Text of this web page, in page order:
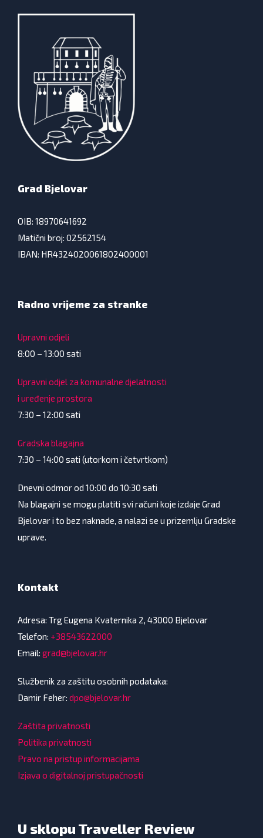
Grad Bjelovar
OIB: 18970641692
Matični broj: 02562154
IBAN: HR4324020061802400001
Radno vrijeme za stranke
Upravni odjeli
8:00 – 13:00 sati
Upravni odjel za komunalne djelatnosti
i uređenje prostora
7:30 – 12:00 sati
Gradska blagajna
7:30 – 14:00 sati (utorkom i četvrtkom)
Dnevni odmor od 10:00 do 10:30 sati
Na blagajni se mogu platiti svi računi koje izdaje Grad
Bjelovar i to bez naknade, a nalazi se u prizemlju Gradske
uprave.
Kontakt
Adresa: Trg Eugena Kvaternika 2, 43000 Bjelovar
Telefon: +38543622000
Email: grad@bjelovar.hr
Službenik za zaštitu osobnih podataka:
Damir Feher: dpo@bjelovar.hr
Zaštita privatnosti
Politika privatnosti
Pravo na pristup informacijama
Izjava o digitalnoj pristupačnosti
U sklopu Traveller Review